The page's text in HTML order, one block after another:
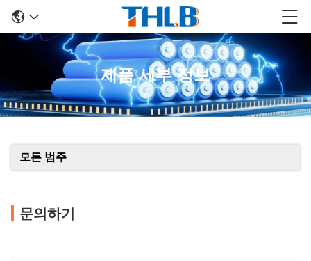
제품 세부 정보
모든 범주
문의하기